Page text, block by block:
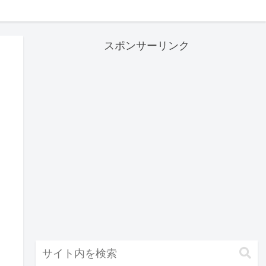
スポンサーリンク